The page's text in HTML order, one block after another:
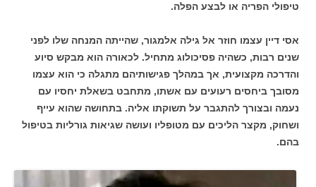
טיפולי הפריה או לבצע הפלה.
אסי דיין עצמו חוזר אל גילה אלמגור, שהייתה המנחה שלו לפני
שנים רבות, כשהיה פסיכולוג מתחיל. לכאורה הוא מבקש סיוע
והדרכה מקצועית, אך במהלך פגישותיהם מתגלה כי הוא עצמו
מסובך ביחסים רעועים עם אשתו, מתחבט בשאלת יחסיו עם
נעמה ובצורך להתגבר על תשוקתו אליה. בתחושה שהוא עייף
ושחוק, מקצר הליכים עם מטופליו ועושה שגיאות גורליות בטיפול
בהם.